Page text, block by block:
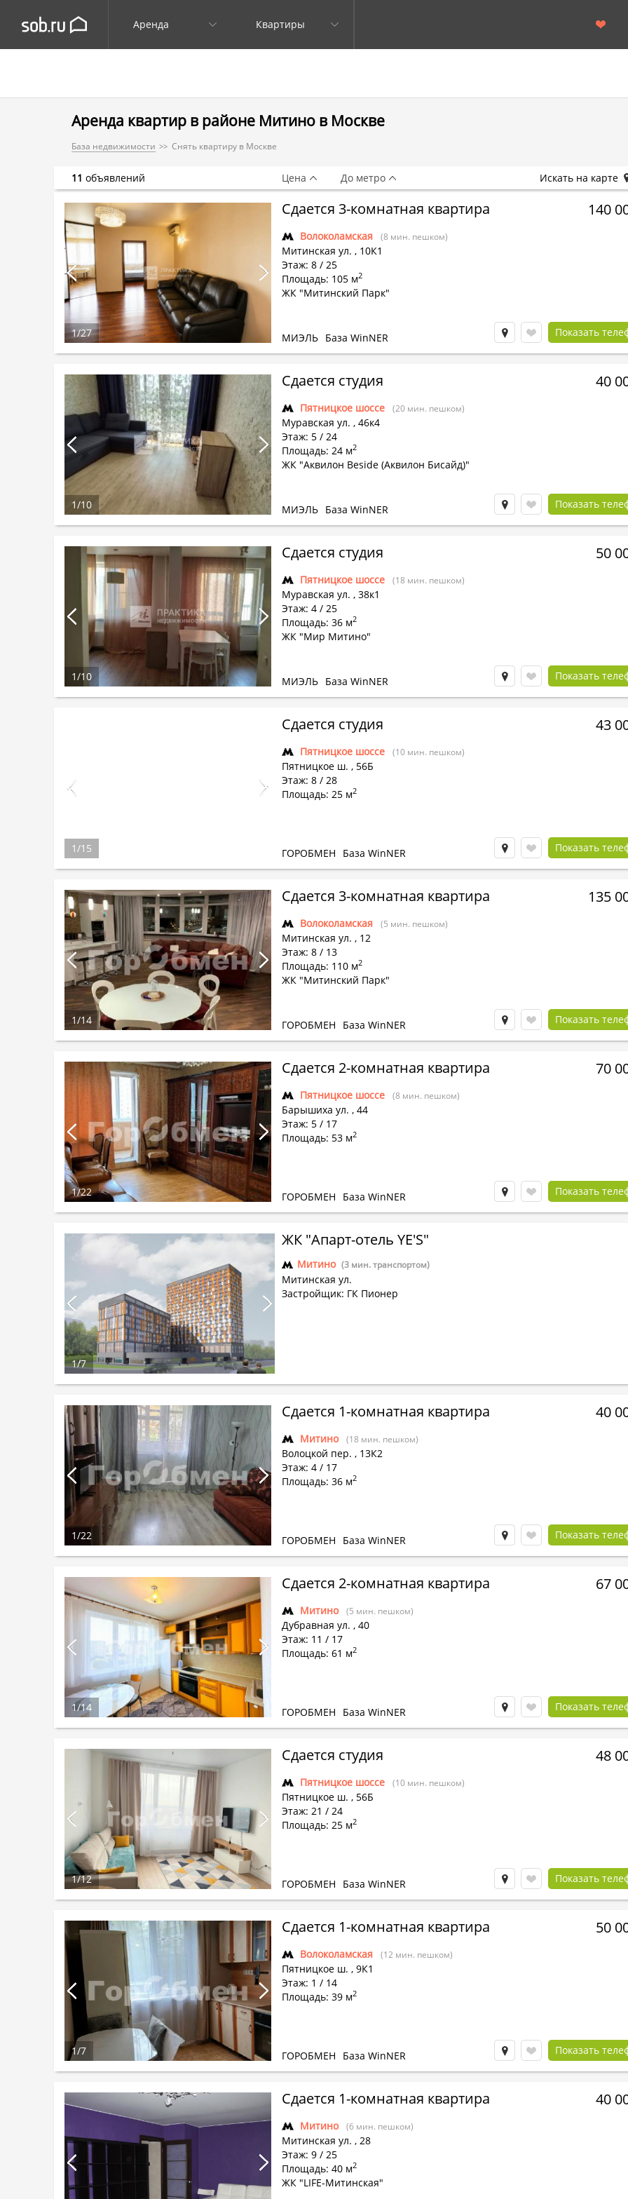
Аренда Квартиры
Аренда квартир в районе Митино в Москве
База недвижимости Снять квартиру в Москве
Сдается 3-комнатная квартира
Волоколамская (8 мин. пешком)
Митинская ул. , 10К1
Этаж: 8 / 25
Площадь: 105 м2
ЖК "Митинский Парк"
140
МИЭЛЬ База WinNER Показать
1/27
Сдается студия
Пятницкое шоссе (20 мин. пешком)
Муравская ул. , 46к4
Этаж: 5 / 24
Площадь: 24 м2
ЖК "Аквилон Beside (Аквилон Бисайд)"
40
МИЭЛЬ База WinNER Показать
1/10
Сдается студия
Пятницкое шоссе (18 мин. пешком)
Муравская ул. , 38к1
Этаж: 4 / 25
Площадь: 36 м2
ЖК "Мир Митино"
50
МИЭЛЬ База WinNER Показать
1/10
Сдается студия
Пятницкое шоссе (10 мин. пешком)
Пятницкое ш. , 56Б
Этаж: 8 / 28
Площадь: 25 м2
43
ГОРОБМЕН База WinNER Показать
1/15
Сдается 3-комнатная квартира
Волоколамская (5 мин. пешком)
Митинская ул. , 12
Этаж: 8 / 13
Площадь: 110 м2
ЖК "Митинский Парк"
135
ГОРОБМЕН База WinNER Показать
1/14
Сдается 2-комнатная квартира
Пятницкое шоссе (8 мин. пешком)
Барышиха ул. , 44
Этаж: 5 / 17
Площадь: 53 м2
70
ГОРОБМЕН База WinNER Показать
1/22
ЖК "Апарт-отель YE'S"
Митино (3 мин. транспортом)
Митинская ул.
Застройщик: ГК Пионер
1/7
Сдается 1-комнатная квартира
Митино (18 мин. пешком)
Волоцкой пер. , 13К2
Этаж: 4 / 17
Площадь: 36 м2
40
ГОРОБМЕН База WinNER Показать
1/22
Сдается 2-комнатная квартира
Митино (5 мин. пешком)
Дубравная ул. , 40
Этаж: 11 / 17
Площадь: 61 м2
67
ГОРОБМЕН База WinNER Показать
1/14
Сдается студия
Пятницкое шоссе (10 мин. пешком)
Пятницкое ш. , 56Б
Этаж: 21 / 24
Площадь: 25 м2
48
ГОРОБМЕН База WinNER Показать
1/12
Сдается 1-комнатная квартира
Волоколамская (12 мин. пешком)
Пятницкое ш. , 9К1
Этаж: 1 / 14
Площадь: 39 м2
50
ГОРОБМЕН База WinNER Показать
1/7
Сдается 1-комнатная квартира
Митино (6 мин. пешком)
Митинская ул. , 28
Этаж: 9 / 25
Площадь: 40 м2
ЖК "LIFE-Митинская"
40
11 объявлений Цена До метро Искать на карте